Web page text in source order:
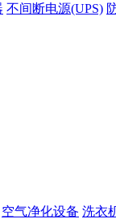
不间断电源(UPS)
空气净化设备 洗衣